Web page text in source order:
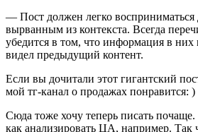
— Пост должен легко восприниматься
вырванным из контекста. Всегда
убедится в том, что информация в них
видел предыдущий контент.
Если вы дочитали этот гигантский
мой тг-канал о продажах понравится:
Сюда тоже хочу теперь писать
как анализировать ЦА, например. Так